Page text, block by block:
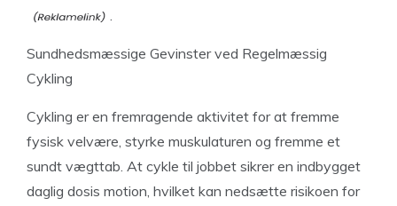
.
Sundhedsmæssige Gevinster ved Regelmæssig
Cykling
Cykling er en fremragende aktivitet for at fremme
fysisk velvære, styrke muskulaturen og fremme et
sundt vægttab. At cykle til jobbet sikrer en indbygget
daglig dosis motion, hvilket kan nedsætte risikoen for